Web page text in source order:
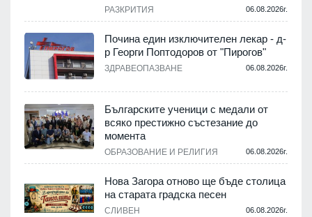
РАЗКРИТИЯ 06.08.2026г.
Почина един изключителен лекар - д-
р Георги Поптодоров от "Пирогов"
ЗДРАВЕОПАЗВАНЕ 06.08.2026г.
Българските ученици с медали от
всяко престижно състезание до
момента
ОБРАЗОВАНИЕ И РЕЛИГИЯ 06.08.2026г.
Нова Загора отново ще бъде столица
на старата градска песен
СЛИВЕН 06.08.2026г.